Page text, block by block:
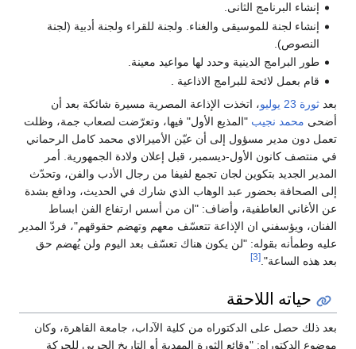
إنشاء البرنامج الثانى.
إنشاء لجنة للموسيقى والغناء. ولجنة للقراء ولجنة أدبية (لجنة
النصوص).
طور البرامج الدينية وحدد لها مواعيد معينة.
قام بعمل لائحة للبرامج الاذاعية .
بعد ثورة 23 يوليو
، اتخذت الإذاعة المصرية مسيرة شائكة بعد أن
أضحى محمد نجيب "المذيع الأول" فيها، وتعرّضت لصعاب جمة، وظلت
تعمل دون مدير مسؤول إلى أن عيّن الأميرالاي محمد كامل الرحماني
في منتصف كانون الأول-ديسمبر، قبل إعلان ولادة الجمهورية. أمر
المدير الجديد بتكوين لجان تجمع لفيفا من رجال الأدب والفن، وتحدّث
إلى الصحافة بحضور عبد الوهاب الذي شارك في الحديث، ودافع بشدة
عن الأغاني العاطفية، وأضاف: "ان من أسس ارتفاع الفن ابساط
الفنان، ويؤسفني ان الإذاعة تتعسّف معهم وتهضم حقوقهم"، فردّ المدير
عليه وطمأنه بقوله: "لن يكون هناك تعسّف بعد اليوم ولن يُهضم حق
بعد هذه الساعة". [3]
حياته اللاحقة
بعد ذلك حصل على الدكتوراه من كلية الآداب، جامعة القاهرة، وكان
موضوع الدكتوراه: "وقائع الثورة المهدية أو التاريخ الحربي للحركة